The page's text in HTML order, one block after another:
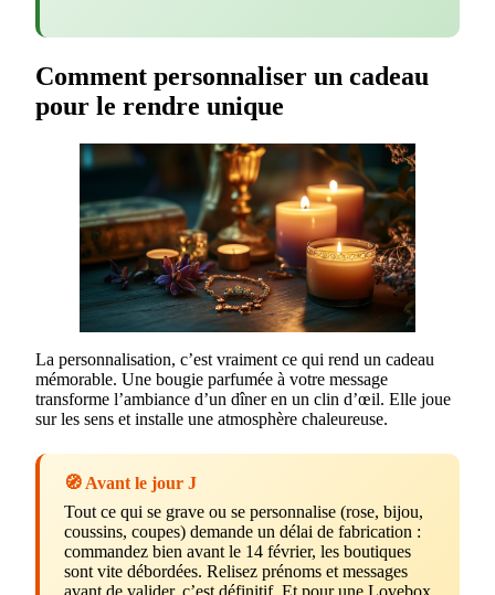
Comment personnaliser un cadeau
pour le rendre unique
La personnalisation, c’est vraiment ce qui rend un cadeau
mémorable. Une bougie parfumée à votre message
transforme l’ambiance d’un dîner en un clin d’œil. Elle joue
sur les sens et installe une atmosphère chaleureuse.
🧭 Avant le jour J
Tout ce qui se grave ou se personnalise (rose, bijou,
coussins, coupes) demande un délai de fabrication :
commandez bien avant le 14 février, les boutiques
sont vite débordées. Relisez prénoms et messages
avant de valider, c’est définitif. Et pour une Lovebox